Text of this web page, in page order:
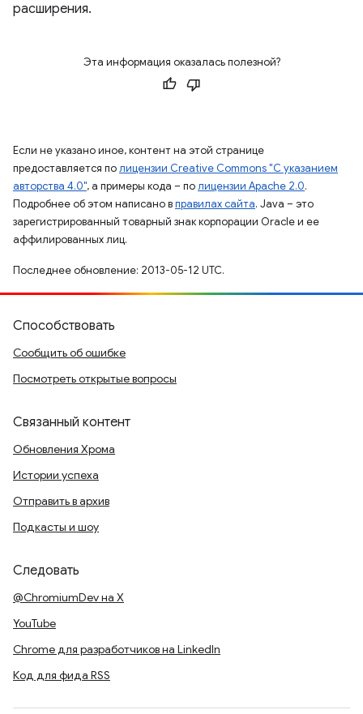
расширения.
Эта информация оказалась полезной?
Если не указано иное, контент на этой странице
предоставляется полицензии Creative Commons "С указанием
авторства 4.0", а примеры кода – полицензии Apache 2.0.
Подробнее об этом написано вправилах сайта. Java – это
зарегистрированный товарный знак корпорации Oracle и ее
аффилированных лиц.
Последнее обновление: 2013-05-12 UTC.
Способствовать
Сообщить об ошибке
Посмотреть открытые вопросы
Связанный контент
Обновления Хрома
Истории успеха
Отправить в архив
Подкасты и шоу
Следовать
@ChromiumDev на X
YouTube
Chrome для разработчиков на LinkedIn
Код для фида RSS